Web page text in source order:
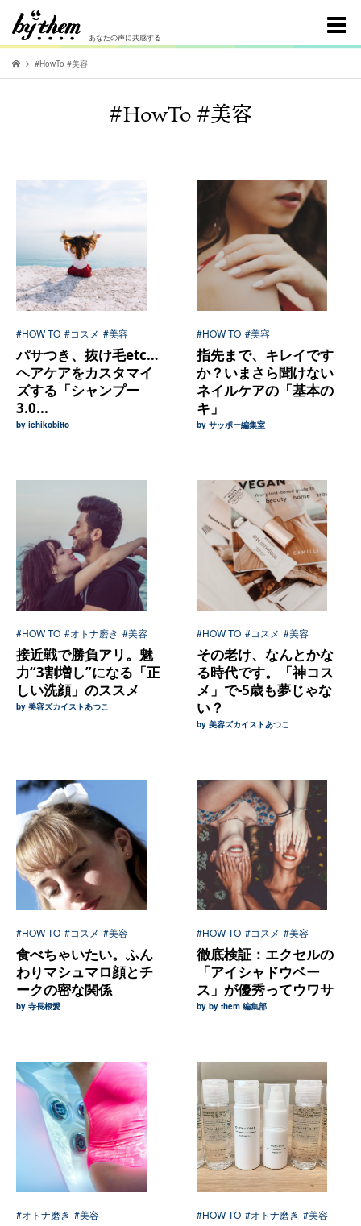
あなたの声に共感する
#HowTo #美容
#HowTo #美容
#HOW TO #コスメ #美容
パサつき、抜け毛etc…
ヘアケアをカスタマイ
ズする「シャンプー
3.0...
by ichikobitto
#HOW TO #美容
指先まで、キレイです
か？いまさら聞けない
ネイルケアの「基本の
キ」
by サッポー編集室
#HOW TO #オトナ磨き #美容
接近戦で勝負アリ。魅
力“3割増し”になる「正
しい洗顔」のススメ
by 美容ズカイストあつこ
#HOW TO #コスメ #美容
その老け、なんとかな
る時代です。「神コス
メ」で-5歳も夢じゃな
い？
by 美容ズカイストあつこ
#HOW TO #コスメ #美容
食べちゃいたい。ふん
わりマシュマロ顔とチ
ークの密な関係
by 寺長根愛
#HOW TO #コスメ #美容
徹底検証：エクセルの
「アイシャドウベー
ス」が優秀ってウワサ
by by them 編集部
#オトナ磨き #美容 #HOW TO #オトナ磨き #美容